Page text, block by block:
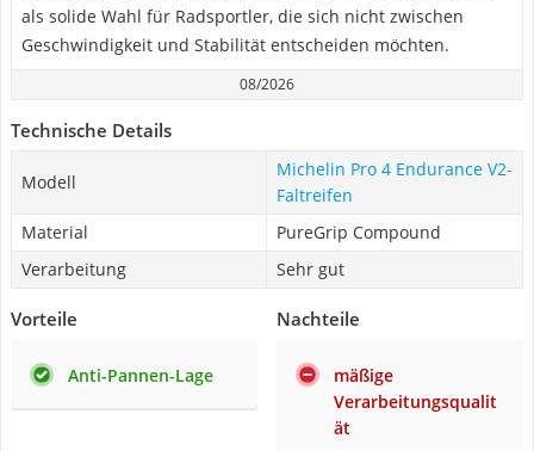
als solide Wahl für Radsportler, die sich nicht zwischen
Geschwindigkeit und Stabilität entscheiden möchten.
08/2026
Technische Details
Modell
Michelin Pro 4 Endurance V2-
Faltreifen
Material
PureGrip Compound
Verarbeitung
Sehr gut
Vorteile
Anti-Pannen-Lage
Nachteile
mäßige
Verarbeitungsqualit
ät